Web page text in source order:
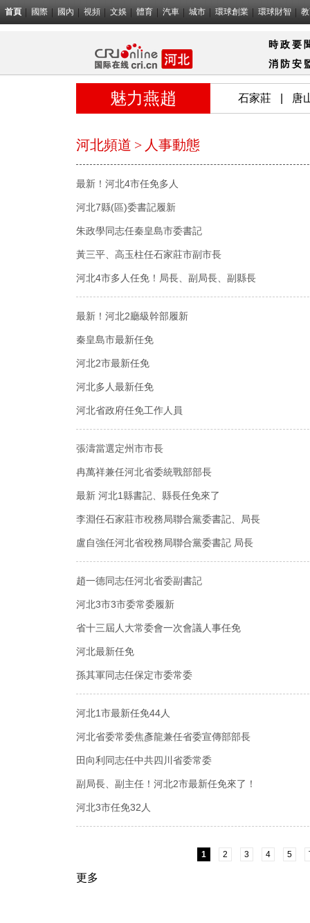
首頁 國際 國內 視頻 文娛 體育 汽車 城市 環球創業 環球財智
時政要
消防安
魅力燕趙 石家莊 唐
河北頻道 > 人事動態
最新！河北4市任免多人
河北7縣(區)委書記履新
朱政學同志任秦皇島市委書記
黃三平、高玉柱任石家莊市副市長
河北4市多人任免！局長、副局長、副縣長
最新！河北2廳級幹部履新
秦皇島市最新任免
河北2市最新任免
河北多人最新任免
河北省政府任免工作人員
張濤當選定州市市長
冉萬祥兼任河北省委統戰部部長
最新 河北1縣書記、縣長任免來了
李淵任石家莊市稅務局聯合黨委書記、局長
盧自強任河北省稅務局聯合黨委書記 局長
趙一德同志任河北省委副書記
河北3市3市委常委履新
省十三屆人大常委會一次會議人事任免
河北最新任免
孫其軍同志任保定市委常委
河北1市最新任免44人
河北省委常委焦彥龍兼任省委宣傳部部長
田向利同志任中共四川省委常委
副局長、副主任！河北2市最新任免來了！
河北3市任免32人
1 2 3 4 5
更多